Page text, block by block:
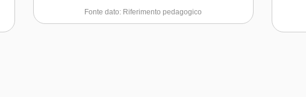
Capacità di comunicare e
negoziare efficacemente con gli
politica. Questo format viene
Fonte dato: Riferimento pedagogico